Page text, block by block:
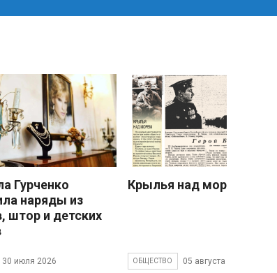
Гурченко
наряды из
штор и детских
30 июля 2026
Крылья над морем
ОБЩЕСТВО 05 августа 2026